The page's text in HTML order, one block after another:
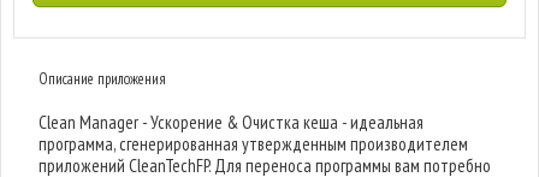
Описание приложения
Clean Manager - Ускорение & Очистка кеша - идеальная
программа, сгенерированная утвержденным производителем
приложений CleanTechFP. Для переноса программы вам потребно